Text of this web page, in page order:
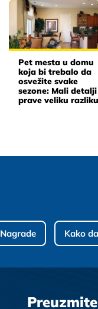
Pet mesta u domu
koja bi trebalo da
osvežite svake
sezone: Mali detalji
prave veliku razliku
Nagrade Kako